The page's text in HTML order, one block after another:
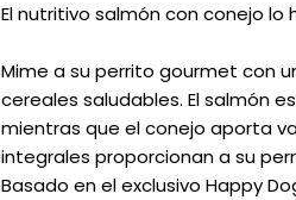
El nutritivo salmón con conejo
Mime a su perrito gourmet con
cereales saludables. El salmón
mientras que el conejo aporta
integrales proporcionan a su
Basado en el exclusivo Happy